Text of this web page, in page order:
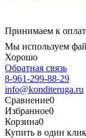
Принимаем к
Мы используем
Хорошо
Обратная связь
8-961-299-88-29
info@konditeruga.ru
Сравнение0
Избранное0
Корзина0
Купить в один клик